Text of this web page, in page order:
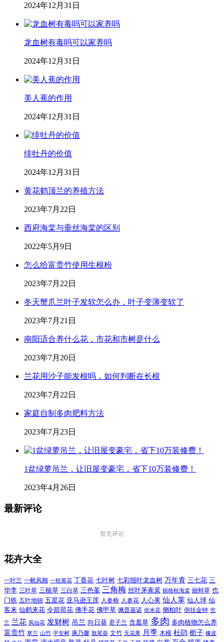
2024年12月31日
龙血树有毒吗可以家养吗
2024年12月31日
美人蕉的作用
2024年12月31日
绯牡丹的价值
2024年12月31日
黄花鹤顶兰的养殖方法
2023年7月22日
西府海棠与垂丝海棠的区别
2022年5月9日
怎么给富贵竹使用生根粉
2023年7月22日
冬天蟹爪兰叶子发软怎么办，叶子变薄变软了
2023年7月21日
南阳适合养什么花，市花和市树是什么
2023年7月20日
兰花用沙子能发根吗，如何判断在长根
2023年7月22日
家庭自制多肉肥料方法
2023年7月23日
1盆绿萝吊兰，让旧屋变豪宅，省下10万装修费！
2023年4月26日
最新评论
暂无评论
花卉大全
一叶兰 一帆风顺 一枝黄花 丁香花 七叶树 七彩细叶龙血树 万年青 三七花 三
华李 三叶草 三棱草 三白草 三色堇 三角梅 丝叶茅膏菜 丽格秋海棠 丽蚌草 也
门铁 五叶地锦 五星花 亚马逊王莲 人参榕 人参花 人心果 仙人掌 仙人球 仙
客来 仙鹤来花 令箭荷花 佛手花 佛甲草 佩普基诺 依米花 侧柏叶 倒挂金钟 兜
兰 兰花 凤仙花 发财树 吊兰 向日葵 君子兰 含羞草 多肉 多肉植物怎么养
富贵竹 寒兰 山竹 平安树 康乃馨 散尾葵 文竹 无花果 月季 木槿 杜鹃 栀子 橡皮